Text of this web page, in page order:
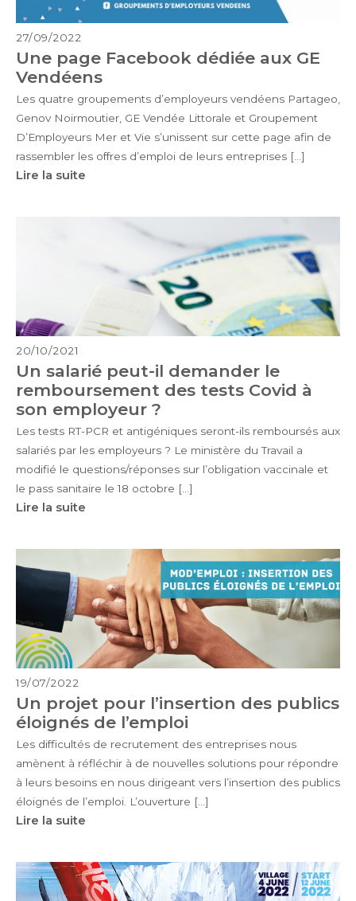
27/09/2022
Une page Facebook dédiée aux GE
Vendéens
Les quatre groupements d’employeurs vendéens Partageo,
Genov Noirmoutier, GE Vendée Littorale et Groupement
D’Employeurs Mer et Vie s’unissent sur cette page afin de
rassembler les offres d’emploi de leurs entreprises […]
Lire la suite
20/10/2021
Un salarié peut-il demander le
remboursement des tests Covid à
son employeur ?
Les tests RT-PCR et antigéniques seront-ils remboursés aux
salariés par les employeurs ? Le ministère du Travail a
modifié le questions/réponses sur l’obligation vaccinale et
le pass sanitaire le 18 octobre […]
Lire la suite
19/07/2022
Un projet pour l’insertion des publics
éloignés de l’emploi
Les difficultés de recrutement des entreprises nous
amènent à réfléchir à de nouvelles solutions pour répondre
à leurs besoins en nous dirigeant vers l’insertion des publics
éloignés de l’emploi. L’ouverture […]
Lire la suite